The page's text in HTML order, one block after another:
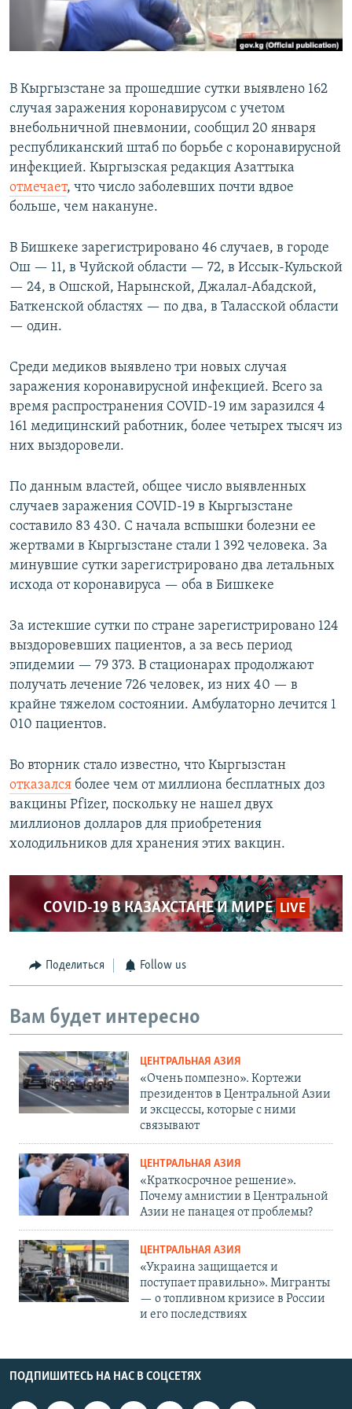
В Кыргызстане за прошедшие сутки выявлено 162
случая заражения коронавирусом с учетом
внебольничной пневмонии, сообщил 20 января
республиканский штаб по борьбе с коронавирусной
инфекцией. Кыргызская редакция Азаттыка
отмечает, что число заболевших почти вдвое
больше, чем накануне.
В Бишкеке зарегистрировано 46 случаев, в городе
Ош — 11, в Чуйской области — 72, в Иссык-Кульской
— 24, в Ошской, Нарынской, Джалал-Абадской,
Баткенской областях — по два, в Таласской области
— один.
Среди медиков выявлено три новых случая
заражения коронавирусной инфекцией. Всего за
время распространения COVID-19 им заразился 4
161 медицинский работник, более четырех тысяч из
них выздоровели.
По данным властей, общее число выявленных
случаев заражения COVID-19 в Кыргызстане
составило 83 430. С начала вспышки болезни ее
жертвами в Кыргызстане стали 1 392 человека. За
минувшие сутки зарегистрировано два летальных
исхода от коронавируса — оба в Бишкеке
За истекшие сутки по стране зарегистрировано 124
выздоровевших пациентов, а за весь период
эпидемии — 79 373. В стационарах продолжают
получать лечение 726 человек, из них 40 — в
крайне тяжелом состоянии. Амбулаторно лечится 1
010 пациентов.
Во вторник стало известно, что Кыргызстан
отказался более чем от миллиона бесплатных доз
вакцины Pfizer, поскольку не нашел двух
миллионов долларов для приобретения
холодильников для хранения этих вакцин.
COVID-19 В КАЗАХСТАНЕ И МИРЕ LIVE
Поделиться Follow us
Вам будет интересно
ЦЕНТРАЛЬНАЯ АЗИЯ
«Очень помпезно». Кортежи
президентов в Центральной Азии
и эксцессы, которые с ними
связывают
ЦЕНТРАЛЬНАЯ АЗИЯ
«Краткосрочное решение».
Почему амнистии в Центральной
Азии не панацея от проблемы?
ЦЕНТРАЛЬНАЯ АЗИЯ
«Украина защищается и
поступает правильно». Мигранты
— о топливном кризисе в России
и его последствиях
ПОДПИШИТЕСЬ НА НАС В СОЦСЕТЯХ